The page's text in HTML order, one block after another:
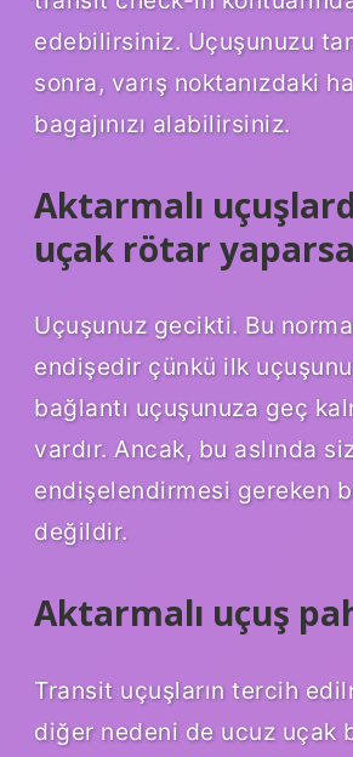
edebilirsiniz. Uçuşunuzu
sonra, varış noktanızdaki
bagajınızı alabilirsiniz.
Aktarmalı
uçak rötar
Uçuşunuz gecikti. Bu
endişedir çünkü ilk
bağlantı uçuşunuza geç
vardır. Ancak, bu aslında
endişelendirmesi gereken
değildir.
Aktarmalı uçuş
Transit uçuşların tercih
diğer nedeni de ucuz uçak